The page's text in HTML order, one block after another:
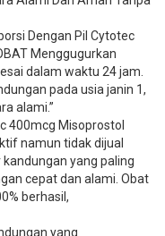
Dengan Pil Cytotec
Menggugurkan
dalam waktu 24 jam.
pada usia janin 1,
alami.”
400mcg Misoprostol
namun tidak dijual
yang paling
cepat dan alami. Obat
berhasil,
yang